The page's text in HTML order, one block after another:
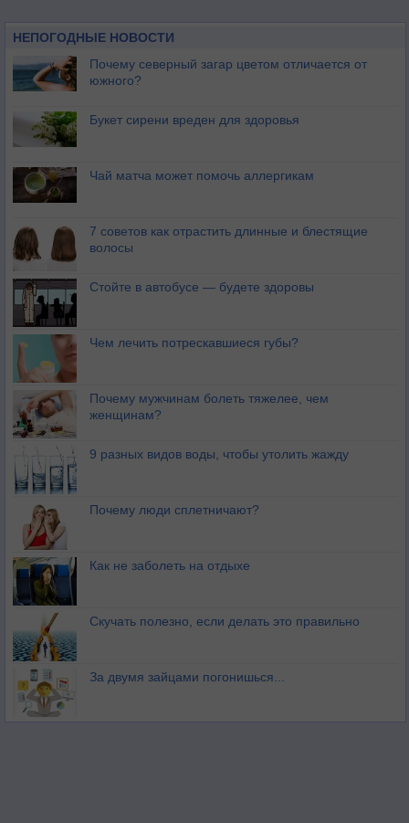
НЕПОГОДНЫЕ НОВОСТИ
Почему северный загар цветом отличается от
южного?
Букет сирени вреден для здоровья
Чай матча может помочь аллергикам
7 советов как отрастить длинные и блестящие
волосы
Стойте в автобусе — будете здоровы
Чем лечить потрескавшиеся губы?
Почему мужчинам болеть тяжелее, чем
женщинам?
9 разных видов воды, чтобы утолить жажду
Почему люди сплетничают?
Как не заболеть на отдыхе
Скучать полезно, если делать это правильно
За двумя зайцами погонишься...